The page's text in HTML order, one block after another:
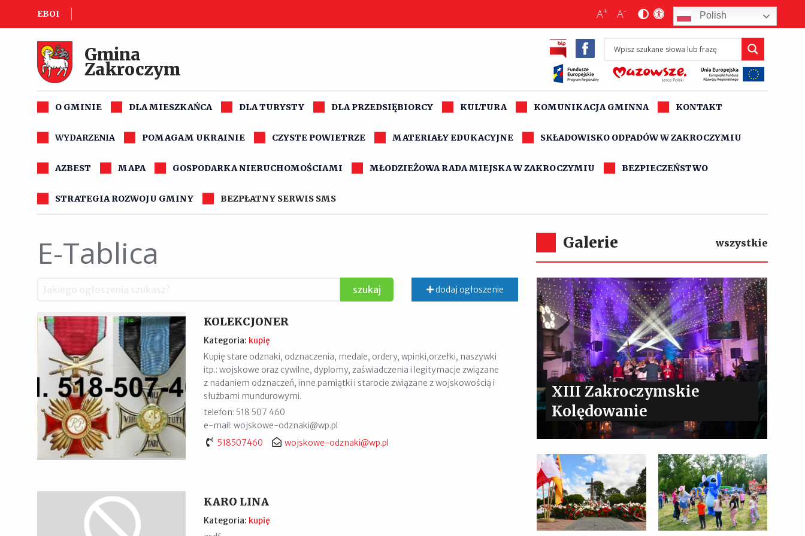
EBOI A+ A- Polish
Gmina
Zakroczym
O GMINIE DLA MIESZKAŃCA DLA TURYSTY DLA PRZEDSIĘBIORCY KULTURA KOMUNIKACJA GMINNA KONTAKT
WYDARZENIA POMAGAM UKRAINIE CZYSTE POWIETRZE MATERIAŁY EDUKACYJNE SKŁADOWISKO ODPADÓW W ZAKROCZYMIU
AZBEST MAPA GOSPODARKA NIERUCHOMOŚCIAMI MŁODZIEŻOWA RADA MIEJSKA W ZAKROCZYMIU BEZPIECZEŃSTWO
STRATEGIA ROZWOJU GMINY BEZPŁATNY SERWIS SMS
E-Tablica
dodaj ogłoszenie
KOLEKCJONER
Kategoria: kupię
Kupię stare odznaki, odznaczenia, medale, ordery, wpinki,orzełki, naszywki
itp.: wojskowe oraz cywilne, dyplomy, zaświadczenia i legitymacje związane
z nadaniem odznaczeń, inne pamiątki i starocie związane z wojskowością i
służbami mundurowymi.
telefon: 518 507 460
e-mail: wojskowe-odznaki@wp.pl
518507460
wojskowe-odznaki@wp.pl
KARO LINA
Kategoria: kupię
Galerie wszystkie
XIII Zakroczymskie
Kolędowanie